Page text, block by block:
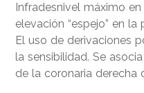
Infradesnivel máximo
elevación “espejo” en
El uso de derivaciones
la sensibilidad. Se
de la coronaria derecha